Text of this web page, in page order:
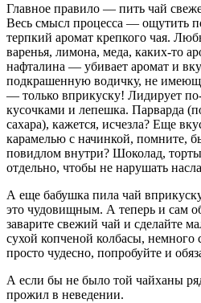
Главное правило — пить чай
Весь смысл процесса — ощутить
терпкий аромат крепкого чая.
варенья, лимона, меда, каких-то
нафталина — убивает аромат и
подкрашенную водичку, не
— только вприкуску! Лидирует
кусочками и лепешка. Парварда
сахара), кажется, исчезла? Еще
карамелью с начинкой, помните,
повидлом внутри? Шоколад,
отдельно, чтобы не нарушать
А еще бабушка пила чай
это чудовищным. А теперь и сам
заварите свежий чай и сделайте
сухой копченой колбасы,
просто чудесно, попробуйте и
А если бы не было той чайханы
прожил в неведении.